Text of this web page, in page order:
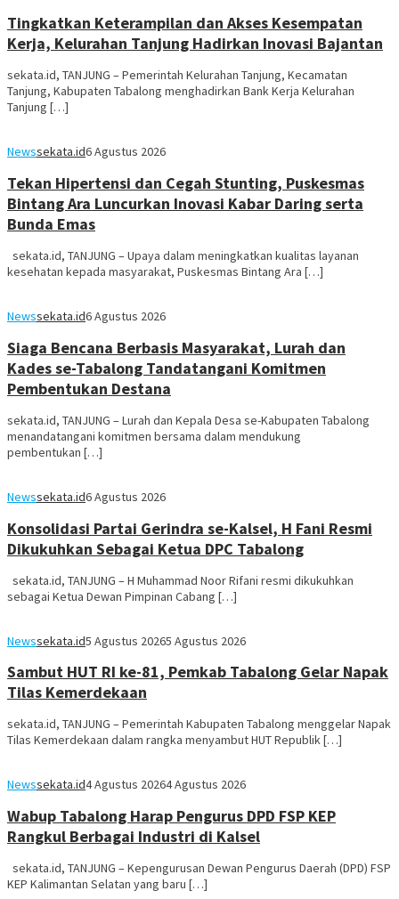
Tingkatkan Keterampilan dan Akses Kesempatan
Kerja, Kelurahan Tanjung Hadirkan Inovasi Bajantan
sekata.id, TANJUNG – Pemerintah Kelurahan Tanjung, Kecamatan
Tanjung, Kabupaten Tabalong menghadirkan Bank Kerja Kelurahan
Tanjung […]
Newssekata.id6 Agustus 2026
Tekan Hipertensi dan Cegah Stunting, Puskesmas
Bintang Ara Luncurkan Inovasi Kabar Daring serta
Bunda Emas
sekata.id, TANJUNG – Upaya dalam meningkatkan kualitas layanan
kesehatan kepada masyarakat, Puskesmas Bintang Ara […]
Newssekata.id6 Agustus 2026
Siaga Bencana Berbasis Masyarakat, Lurah dan
Kades se-Tabalong Tandatangani Komitmen
Pembentukan Destana
sekata.id, TANJUNG – Lurah dan Kepala Desa se-Kabupaten Tabalong
menandatangani komitmen bersama dalam mendukung
pembentukan […]
Newssekata.id6 Agustus 2026
Konsolidasi Partai Gerindra se-Kalsel, H Fani Resmi
Dikukuhkan Sebagai Ketua DPC Tabalong
sekata.id, TANJUNG – H Muhammad Noor Rifani resmi dikukuhkan
sebagai Ketua Dewan Pimpinan Cabang […]
Newssekata.id5 Agustus 20265 Agustus 2026
Sambut HUT RI ke-81, Pemkab Tabalong Gelar Napak
Tilas Kemerdekaan
sekata.id, TANJUNG – Pemerintah Kabupaten Tabalong menggelar Napak
Tilas Kemerdekaan dalam rangka menyambut HUT Republik […]
Newssekata.id4 Agustus 20264 Agustus 2026
Wabup Tabalong Harap Pengurus DPD FSP KEP
Rangkul Berbagai Industri di Kalsel
sekata.id, TANJUNG – Kepengurusan Dewan Pengurus Daerah (DPD) FSP
KEP Kalimantan Selatan yang baru […]